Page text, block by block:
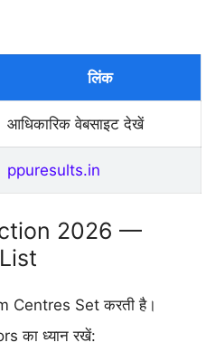
लिंक
आधिकारिक वेबसाइट देखें
ppuresults.in
2026 —
Centres Set करती है।
का ध्यान रखें: